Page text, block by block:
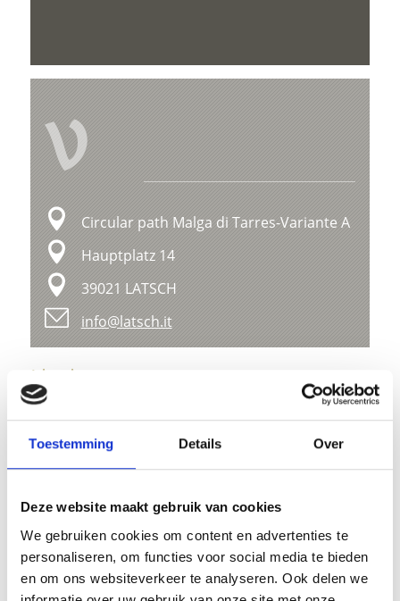
Toestemming Details Over
Deze website maakt gebruik van cookies
We gebruiken cookies om content en advertenties te
personaliseren, om functies voor social media te bieden
en om ons websiteverkeer te analyseren. Ook delen we
V
Circular path Malga di Tarres-Variante A
Hauptplatz 14
39021 LATSCH
info@latsch.it
Ligging
Impressies